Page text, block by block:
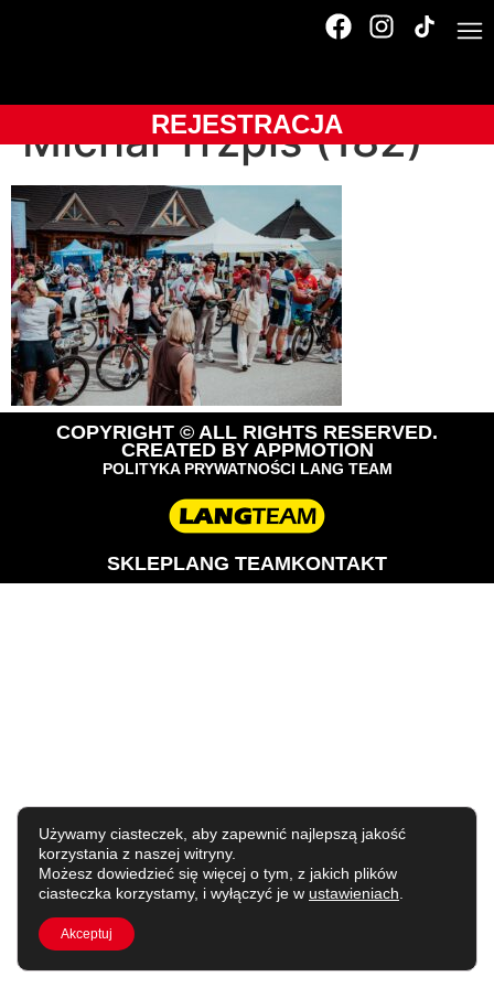
REJESTRACJA
Michał Trzpis (182)
COPYRIGHT © ALL RIGHTS RESERVED.
CREATED BY APPMOTION
POLITYKA PRYWATNOŚCI LANG TEAM
SKLEPLANG TEAMKONTAKT
Używamy ciasteczek, aby zapewnić najlepszą jakość
korzystania z naszej witryny.
Możesz dowiedzieć się więcej o tym, z jakich plików
ciasteczka korzystamy, i wyłączyć je w ustawieniach
Akceptuj